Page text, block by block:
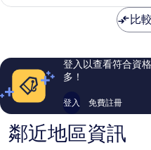
Rangiroa
棒
評
論
比
登入以查看符合資
多！
登入 免費註冊
鄰近地區資訊